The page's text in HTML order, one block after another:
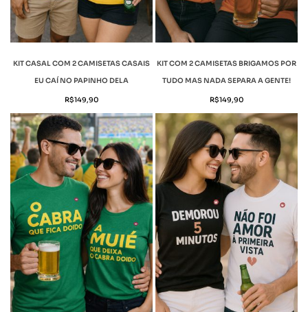
KIT CASAL COM 2 CAMISETAS CASAIS
EU CAÍ NO PAPINHO DELA
R$149,90
KIT COM 2 CAMISETAS BRIGAMOS POR
TUDO MAS NADA SEPARA A GENTE!
R$149,90